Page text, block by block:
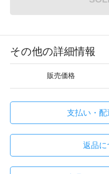
その他の詳細情報
販売価格
支払い・配
返品に